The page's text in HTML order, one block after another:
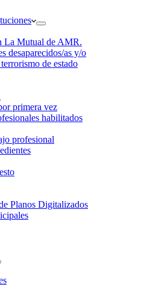
La Mutual de AMR.
desaparecidos/as y/o
de estado
primera vez
habilitados
profesional
Planos Digitalizados